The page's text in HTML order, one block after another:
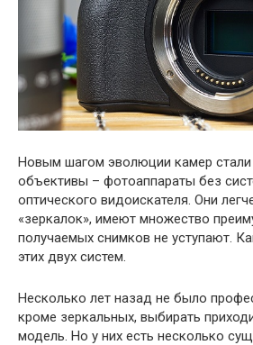
Новым шагом эволюции камер стали
объективы – фотоаппараты без
оптического видоискателя. Они
«зеркалок», имеют множество
получаемых снимков не уступают.
этих двух систем.
Несколько лет назад не было
кроме зеркальных, выбирать
модель. Но у них есть несколько